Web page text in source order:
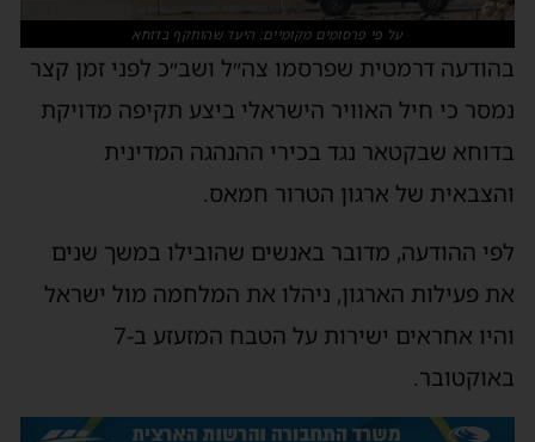
על פי פרסומים מקומיים: היעד שהותקף בדוחא
בהודעה דרמטית שפרסמו צה״ל ושב״כ לפני זמן קצר
נמסר כי חיל האוויר הישראלי ביצע תקיפה מדויקת
בדוחא שבקטאר נגד בכירי ההנהגה המדינית
והצבאית של ארגון הטרור חמאס.
לפי ההודעה, מדובר באנשים שהובילו במשך שנים
את פעילות הארגון, ניהלו את המלחמה מול ישראל
והיו אחראים ישירות על הטבח המזעזע ב-7
באוקטובר.